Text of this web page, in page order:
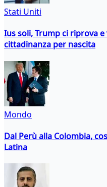
Stati Uniti
Ius soli, Trump ci riprova
cittadinanza per nascita
Mondo
Dal Perù alla Colombia,
Latina